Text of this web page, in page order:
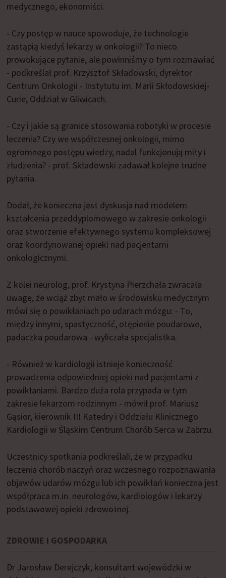
medycznego, ekonomiści.
- Czy postęp w nauce spowoduje, że technologie
zastąpią kiedyś lekarzy w onkologii? To nieco
prowokujące pytanie, ale powinniśmy o tym rozmawiać
- podkreślał prof. Krzysztof Składowski, dyrektor
Centrum Onkologii - Instytutu im. Marii Skłodowskiej-
Curie, Oddział w Gliwicach.
- Czy i jakie są granice stosowania robotyki w procesie
leczenia? Czy we współczesnej onkologii, mimo
ogromnego postępu wiedzy, nadal funkcjonują mity i
złudzenia? - prof. Składowski zadawał kolejne trudne
pytania.
Dodał, że konieczna jest dyskusja nad modelem
kształcenia przeddyplomowego w zakresie onkologii
oraz stworzenie efektywnego systemu kompleksowej
oraz koordynowanej opieki nad pacjentami
onkologicznymi.
Z kolei neurolog, prof. Krystyna Pierzchała zwracała
uwagę, że wciąż zbyt mało w środowisku medycznym
mówi się o powikłaniach po udarach mózgu: - To,
między innymi, spastyczność, otępienie poudarowe,
padaczka poudarowa - wyliczała specjalistka.
- Również w kardiologii istnieje konieczność
prowadzenia odpowiedniej opieki nad pacjentami z
powikłaniami. Bardzo duża rola przypada w tym
zakresie lekarzom rodzinnym - mówił prof. Mariusz
Gąsior, kierownik III Katedry i Oddziału Klinicznego
Kardiologii w Śląskim Centrum Chorób Serca w Zabrzu.
Uczestnicy spotkania podkreślali, że w przypadku
leczenia chorób naczyń oraz wczesnego rozpoznawania
objawów udarów mózgu lub ich powikłań konieczna jest
współpraca m.in. neurologów, kardiologów i lekarzy
podstawowej opieki zdrowotnej.
ZDROWIE I GOSPODARKA
Dr Jarosław Derejczyk, konsultant wojewódzki w